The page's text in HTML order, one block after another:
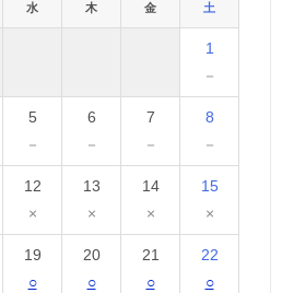
水 木 金 土
1
－
5
－
6
－
7
－
8
－
12
×
13
×
14
×
15
×
19
○
20
○
21
○
22
○